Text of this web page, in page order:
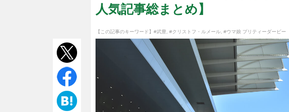
人気記事総まとめ】
【この記事のキーワード】 #武豊 #クリストフ・ルメール #ウマ娘 プリティーダービー